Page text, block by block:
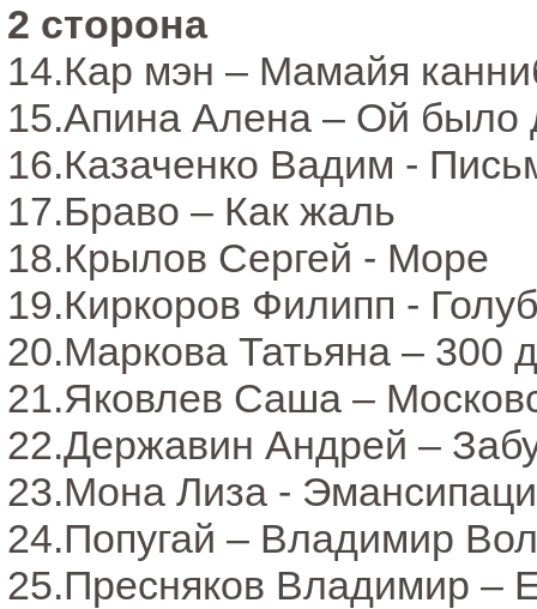
2 сторона
14.Кар мэн – Мамайя
15.Апина Алена – Ой было
16.Казаченко Вадим -
17.Браво – Как жаль
18.Крылов Сергей - Море
19.Киркоров Филипп -
20.Маркова Татьяна – 300
21.Яковлев Саша –
22.Державин Андрей –
23.Мона Лиза -
24.Попугай – Владимир
25.Пресняков Владимир –